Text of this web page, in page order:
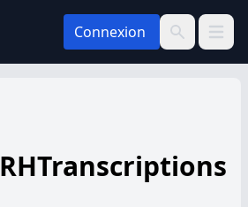
Connexion
Recherche
RHTranscriptions